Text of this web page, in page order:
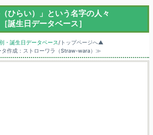
（ひらい）」という名字の人々
［誕生日データベース］
・誕生日データベース/トップページへ▲
作成：ストローワラ（Straw-wara）≫